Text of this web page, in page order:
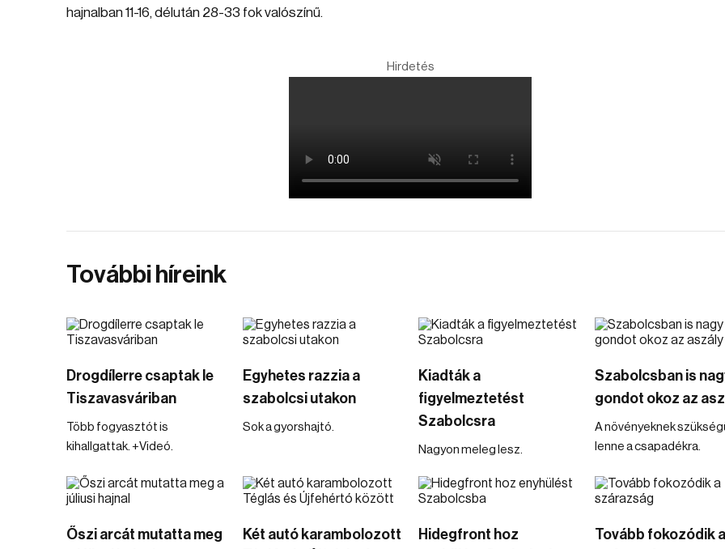
hajnalban 11-16, délután 28-33 fok valószínű.
Hirdetés
További híreink
Drogdílerre csaptak le
Tiszavasváriban
Több fogyasztót is
kihallgattak. +Videó.
Egyhetes razzia a
szabolcsi utakon
Sok a gyorshajtó.
Kiadták a
figyelmeztetést
Szabolcsra
Nagyon meleg lesz.
Szabolcsban is
gondot okoz az
A növényeknek
lenne a csapadékra.
Őszi arcát mutatta meg
Két autó karambolozott
Hidegfront hoz
Tovább fokozódik a